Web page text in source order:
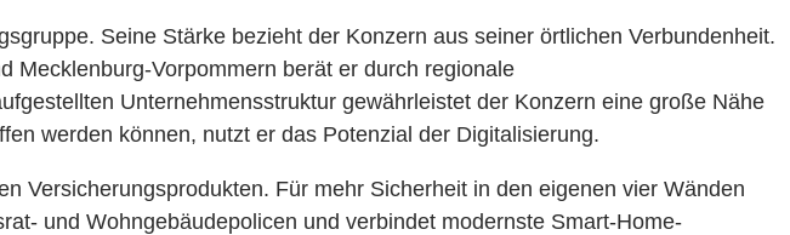
Seine Stärke bezieht der Konzern aus seiner örtlichen Verbundenheit.
Mecklenburg-Vorpommern berät er durch regionale
Unternehmensstruktur gewährleistet der Konzern eine große Nähe
werden können, nutzt er das Potenzial der Digitalisierung.
Versicherungsprodukten. Für mehr Sicherheit in den eigenen vier Wänden
und Wohngebäudepolicen und verbindet modernste Smart-Home-